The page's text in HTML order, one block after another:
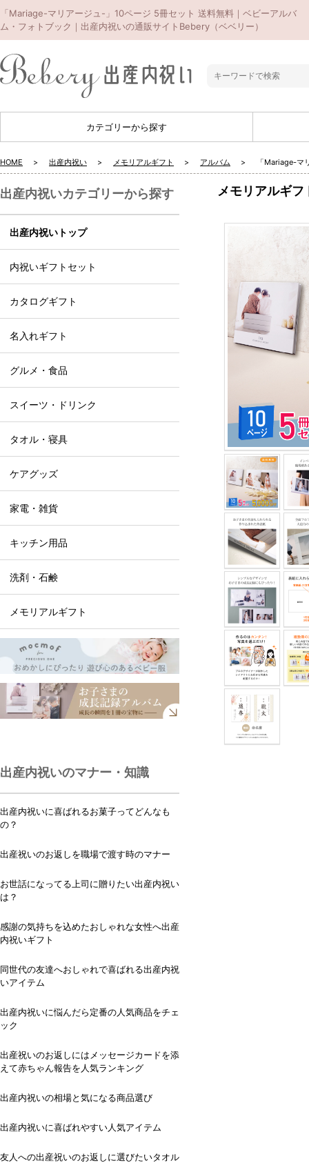
「Mariage-マリアージュ-」10ページ 5冊セット 送料無料｜ベビーアルバ
ム・フォトブック｜出産内祝いの通販サイトBebery（ベベリー）
カテゴリーから探す
HOME 出産内祝い メモリアルギフト アルバム 「Mariage-マ
メモリアルギフ
出産内祝いカテゴリーから探す
出産内祝いトップ
内祝いギフトセット
カタログギフト
名入れギフト
グルメ・食品
スイーツ・ドリンク
タオル・寝具
ケアグッズ
家電・雑貨
キッチン用品
洗剤・石鹸
メモリアルギフト
出産内祝いのマナー・知識
出産内祝いに喜ばれるお菓子ってどんなも
の？
出産祝いのお返しを職場で渡す時のマナー
お世話になってる上司に贈りたい出産内祝い
は？
感謝の気持ちを込めたおしゃれな女性へ出産
内祝いギフト
同世代の友達へおしゃれで喜ばれる出産内祝
いアイテム
出産内祝いに悩んだら定番の人気商品をチェ
ック
出産祝いのお返しにはメッセージカードを添
えて赤ちゃん報告を人気ランキング
出産内祝いの相場と気になる商品選び
出産内祝いに喜ばれやすい人気アイテム
友人への出産祝いのお返しに選びたいタオル